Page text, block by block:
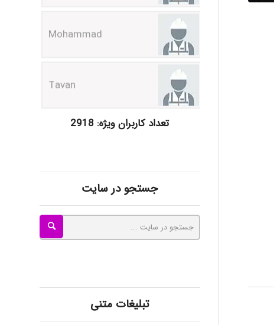
Tavan
akhtar shahsavandi
ayda habibnejad
Nazaninkarkon
تعداد کاربران ویژه: 2918
جستجو در سایت
تبلیغات متنی